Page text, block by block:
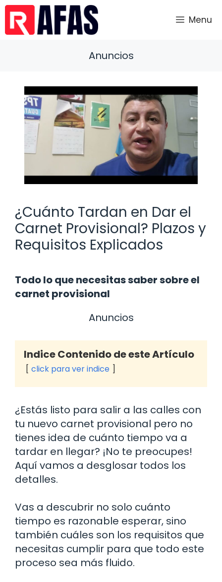
Saltar
contenido
Menu
Anuncios
¿Cuánto Tardan en Dar el
Carnet Provisional? Plazos y
Requisitos Explicados
Todo lo que necesitas saber sobre el
carnet provisional
Anuncios
Indice Contenido de este Artículo
click para ver indice
¿Estás listo para salir a las calles con
tu nuevo carnet provisional pero no
tienes idea de cuánto tiempo va a
tardar en llegar? ¡No te preocupes!
Aquí vamos a desglosar todos los
detalles.
Vas a descubrir no solo cuánto
tiempo es razonable esperar, sino
también cuáles son los requisitos que
necesitas cumplir para que todo este
proceso sea más fluido.